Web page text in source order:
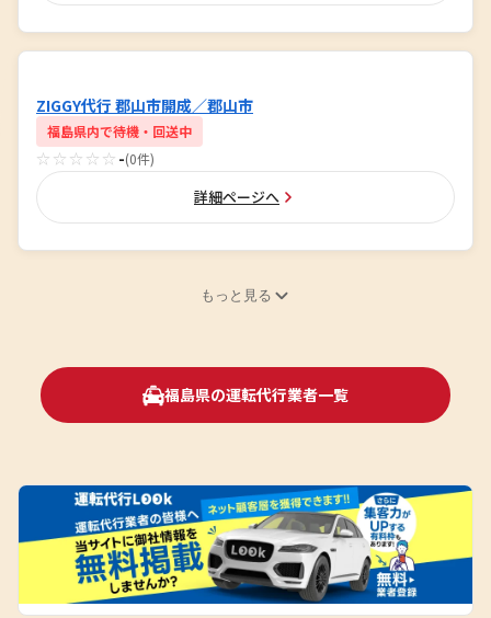
ZIGGY代行 郡山市開成／郡山市
福島県内で待機・回送中
☆☆☆☆☆ -(0件)
詳細ページへ
もっと見る
福島県の運転代行業者一覧